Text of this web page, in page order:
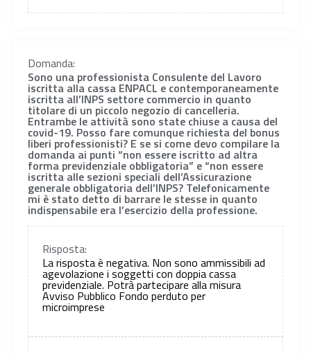
Domanda:
Sono una professionista Consulente del Lavoro
iscritta alla cassa ENPACL e contemporaneamente
iscritta all’INPS settore commercio in quanto
titolare di un piccolo negozio di cancelleria.
Entrambe le attività sono state chiuse a causa del
covid-19. Posso fare comunque richiesta del bonus
liberi professionisti? E se si come devo compilare la
domanda ai punti “non essere iscritto ad altra
forma previdenziale obbligatoria” e “non essere
iscritta alle sezioni speciali dell’Assicurazione
generale obbligatoria dell’INPS? Telefonicamente
mi è stato detto di barrare le stesse in quanto
indispensabile era l’esercizio della professione.
Risposta:
La risposta è negativa. Non sono ammissibili ad
agevolazione i soggetti con doppia cassa
previdenziale. Potrà partecipare alla misura
Avviso Pubblico Fondo perduto per
microimprese